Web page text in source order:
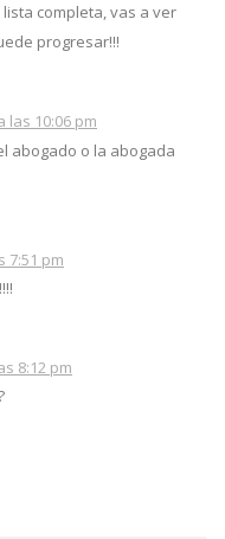
completa, vas a ver
progresar!!!
las 10:06 pm
abogado o la abogada
7:51 pm
8:12 pm